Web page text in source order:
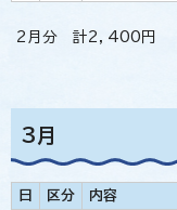
2月分 計2，400円
3月
日 区分 内容